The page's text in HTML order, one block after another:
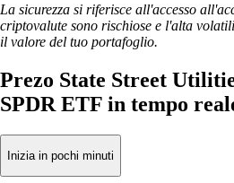
La sicurezza si riferisce all'accesso
criptovalute sono rischiose e l'alta
il valore del tuo portafoglio.
Prezo State Street
SPDR ETF in tempo
Inizia in pochi minuti